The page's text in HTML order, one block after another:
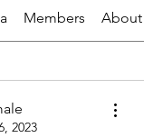
Members About
2023